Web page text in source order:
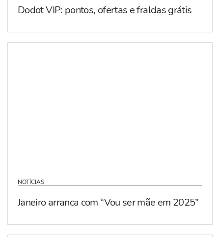
Dodot VIP: pontos, ofertas e fraldas grátis
NOTÍCIAS
Janeiro arranca com “Vou ser mãe em 2025”